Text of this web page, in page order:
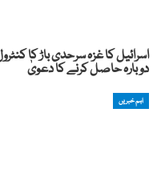
اسرائیل کا غزہ سرحدی باڑ کا
دوبارہ حاصل کرنے کا دعویٰ
اہم خبریں